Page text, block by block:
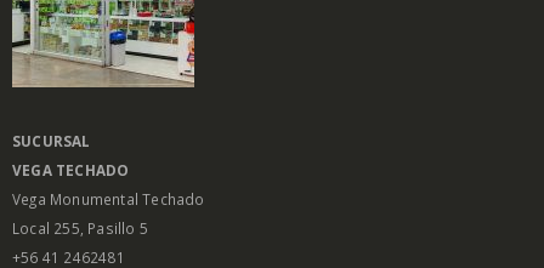
SUCURSAL
VEGA TECHADO
Vega Monumental Techado
Local 255, Pasillo 5
+56 41 2462481